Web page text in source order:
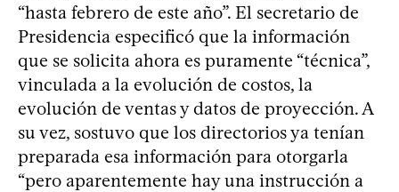
“hasta febrero de este año”. El secretario de
Presidencia especificó que la información
que se solicita ahora es puramente “técnica”,
vinculada a la evolución de costos, la
evolución de ventas y datos de proyección. A
su vez, sostuvo que los directorios ya tenían
preparada esa información para otorgarla
“pero aparentemente hay una instrucción a